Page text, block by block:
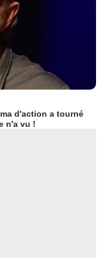
d'action a tourné
n'a vu !